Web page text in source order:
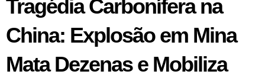
Tragédia Carbonífera na
China: Explosão em Mina
Mata Dezenas e Mobiliza